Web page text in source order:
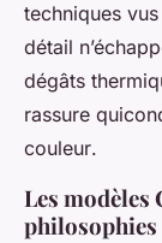
techniques
détail
dégâts
rassure
couleur.
Les